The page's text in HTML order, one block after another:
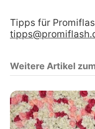
Tipps für
Weitere Artikel